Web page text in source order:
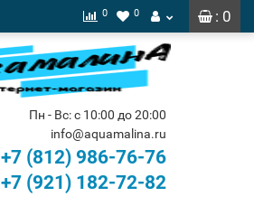
: 0
0 0
Пн - Вс: с 10:00 до 20:00
info@aquamalina.ru
+7 (812) 986-76-76
+7 (921) 182-72-82